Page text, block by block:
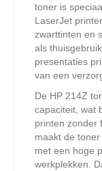
toner is
LaserJet
zwarttinten en
als
presentaties
van een
De HP 214Z
capaciteit, wat
printen zonder
maakt de
met een hoge
werkplekken.